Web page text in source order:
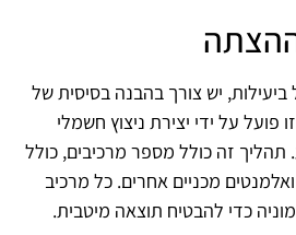
יש צורך בהבנה בסיסית של
על ידי יצירת ניצוץ חשמלי
זה כולל מספר מרכיבים, כולל
מכניים אחרים. כל מרכיב
כדי להבטיח תוצאה מיטבית.